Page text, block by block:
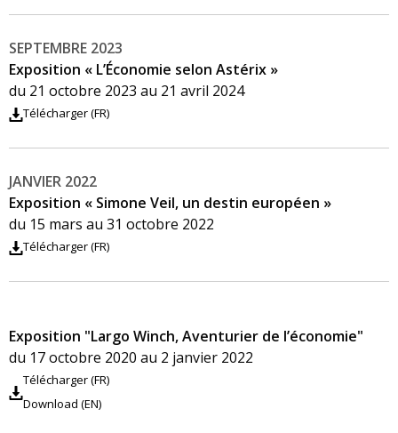
SEPTEMBRE 2023
Exposition « L’Économie selon Astérix »
du 21 octobre 2023 au 21 avril 2024
Télécharger (FR)
JANVIER 2022
Exposition « Simone Veil, un destin européen »
du 15 mars au 31 octobre 2022
Télécharger (FR)
Exposition "Largo Winch, Aventurier de l’économie"
du 17 octobre 2020 au 2 janvier 2022
Télécharger (FR)
Download (EN)